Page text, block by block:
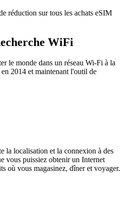
réduction sur tous les achats eSIM
WiFi
le monde dans un réseau Wi-Fi à la
2014 et maintenant l'outil de
la localisation et la connexion à des
vous puissiez obtenir un Internet
où vous magasinez, dîner et voyager.